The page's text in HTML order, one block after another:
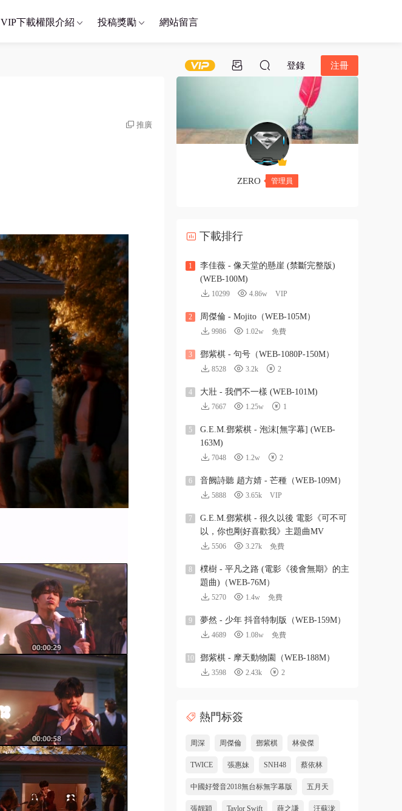
VIP下載權限介紹 投稿獎勵 網站留言
登錄 注冊
推廣
ZERO 管理員
下載排行
1
李佳薇 - 像天堂的懸崖 (禁斷完整版)
(WEB-100M)
10299 4.86w VIP
2 周傑倫 - Mojito（WEB-105M）
9986 1.02w 免費
3 鄧紫棋 - 句号（WEB-1080P-150M）
8528 3.2k 2
4 大壯 - 我們不一樣 (WEB-101M)
7667 1.25w 1
5
G.E.M.鄧紫棋 - 泡沫[無字幕] (WEB-
163M)
7048 1.2w 2
6 音阙詩聽 趙方婧 - 芒種（WEB-109M）
5888 3.65k VIP
7
G.E.M.鄧紫棋 - 很久以後 電影《可不可
以，你也剛好喜歡我》主題曲MV
5506 3.27k 免費
8
樸樹 - 平凡之路 (電影《後會無期》的主
題曲)（WEB-76M）
5270 1.4w 免費
9 夢然 - 少年 抖音特制版（WEB-159M）
4689 1.08w 免費
10 鄧紫棋 - 摩天動物園（WEB-188M）
3598 2.43k 2
熱門标簽
周深 周傑倫 鄧紫棋 林俊傑
TWICE 張惠妹 SNH48 蔡依林
中國好聲音2018無台标無字幕版 五月天
張靓穎 Taylor Swift 薛之謙 汪蘇泷